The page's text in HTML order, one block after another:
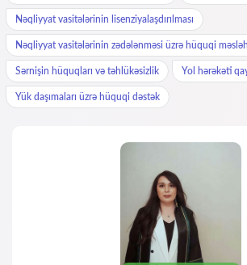
Nəqliyyat vasitələrinin lisenziyalaşdırılması
Nəqliyyat vasitələrinin zədələnməsi üzrə hüquqi
Sərnişin hüquqları və təhlükəsizlik Yol hərəkəti
Yük daşımaları üzrə hüquqi dəstək